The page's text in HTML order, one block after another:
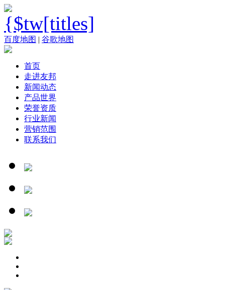
百度地图 | 谷歌地图
首页
走进友邦
新闻动态
产品世界
荣誉资质
行业新闻
营销范围
联系我们